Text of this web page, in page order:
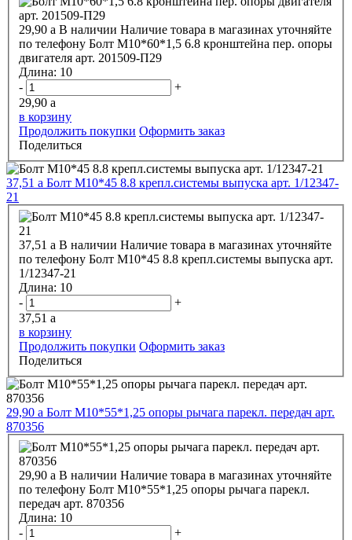
29,90 a В наличии Наличие товара в магазинах уточняйте
по телефону Болт М10*60*1,5 6.8 кронштейна пер. опоры
двигателя арт. 201509-П29
Длина: 10
-
+
29,90 a
в корзину
Продолжить покупки Оформить заказ
Поделиться
37,51 a Болт М10*45 8.8 крепл.системы выпуска арт. 1/12347-
21
37,51 a В наличии Наличие товара в магазинах уточняйте
по телефону Болт М10*45 8.8 крепл.системы выпуска арт.
1/12347-21
Длина: 10
-
+
37,51 a
в корзину
Продолжить покупки Оформить заказ
Поделиться
29,90 a Болт М10*55*1,25 опоры рычага парекл. передач арт.
870356
29,90 a В наличии Наличие товара в магазинах уточняйте
по телефону Болт М10*55*1,25 опоры рычага парекл.
передач арт. 870356
Длина: 10
-
+